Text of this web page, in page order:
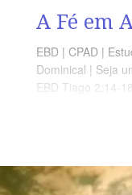
A Fé em
EBD | CPAD |
Dominical | Seja
EBD Tiago 2:14-
fome. Morrem